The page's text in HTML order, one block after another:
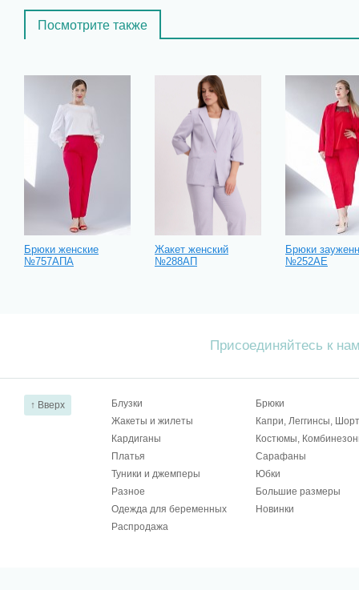
Посмотрите также
Брюки женские
№757АПА
Жакет женский
№288АП
Брюки
№252АЕ
Присоединяйтесь к
↑ Вверх Блузки
Брюки
Жакеты и жилеты
Капри, Леггинсы,
Кардиганы
Костюмы,
Платья
Сарафаны
Туники и джемперы
Юбки
Разное
Большие размеры
Одежда для беременных
Новинки
Распродажа